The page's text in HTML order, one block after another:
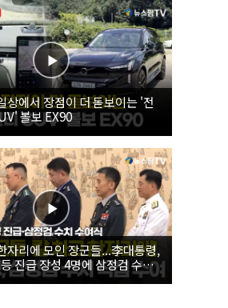
에서 장점이 더 돋보이는 '전
볼보 EX90
자리에 모인 장군들...李대통령,
진급 장성 4명에 삼정검 수치
장성 진급·삼정검 수치